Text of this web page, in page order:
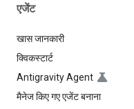
एजेंट
खास जानकारी
क्विकस्टार्ट
Antigravity Agent
मैनेज किए गए एजेंट बनाना